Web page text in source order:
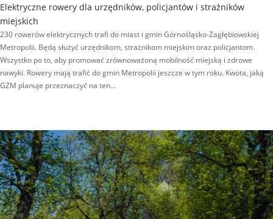
Elektryczne rowery dla urzędników, policjantów i strażników
miejskich
230 rowerów elektrycznych trafi do miast i gmin Górnośląsko-Zagłębiowskiej
Metropolii. Będą służyć urzędnikom, strażnikom miejskim oraz policjantom.
Wszystko po to, aby promować zrównoważoną mobilność miejską i zdrowe
nawyki. Rowery mają trafić do gmin Metropolii jeszcze w tym roku. Kwota, jaką
GZM planuje przeznaczyć na ten…